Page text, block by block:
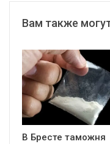
Вам также
В Бресте таможня